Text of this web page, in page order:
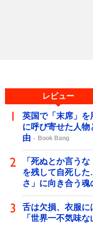
レビュー
英国で「末席」を
に呼び寄せた人
由
Book Bang
「死ぬとか言う
を残して自死し
さ」に向き合う魂
舌は欠損、衣服
「世界一不気味